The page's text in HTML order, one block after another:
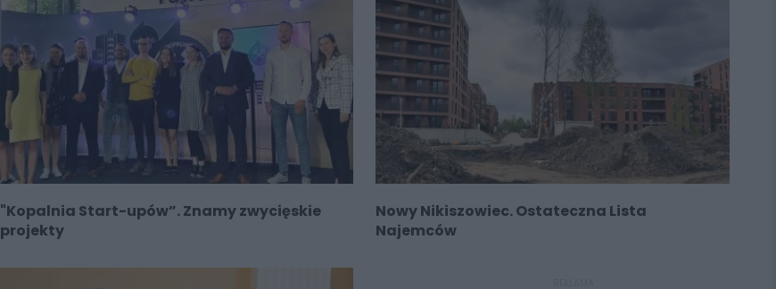
"Kopalnia Start-upów”. Znamy zwycięskie
projekty
Nowy Nikiszowiec. Ostateczna Lista
Najemców